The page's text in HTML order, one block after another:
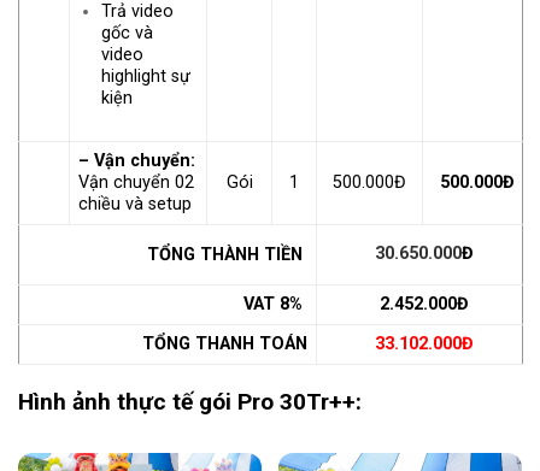
Trả video
gốc và
video
highlight sự
kiện
– Vận chuyển:
Vận chuyển 02
chiều và setup
Gói 1 500.000Đ 500.000Đ
TỔNG THÀNH TIỀN 30.650.000Đ
VAT 8%
2.452.000Đ
TỔNG THANH TOÁN
33.102.000Đ
Hình ảnh thực tế gói Pro 30Tr++: